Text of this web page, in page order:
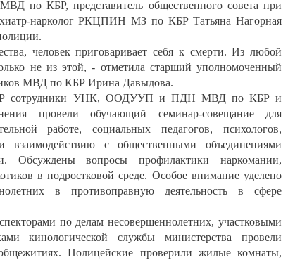
по КБР, представитель общественного совета при
нарколог РКЦПИН МЗ по КБР Татьяна Нагорная
человек приговаривает себя к смерти. Из любой
не из этой, - отметила старший уполномоченный
МВД по КБР Ирина Давыдова.
сотрудники УНК, ООДУУП и ПДН МВД по КБР и
провели обучающий семинар-совещание для
работе, социальных педагогов, психологов,
взаимодействию с общественными объединениями
Обсуждены вопросы профилактики наркомании,
в подростковой среде. Особое внимание уделено
в противоправную деятельность в сфере
по делам несовершеннолетних, участковыми
кинологической службы министерства провели
Полицейские проверили жилые комнаты,